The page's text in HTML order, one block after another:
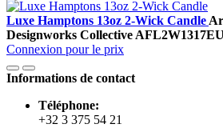
Luxe Hamptons 13oz 2-Wick Candle
Designworks CollectiveAFL2W1317EU
Connexion pour le prix
Informations de contact
Téléphone:
+32 3 375 54 21